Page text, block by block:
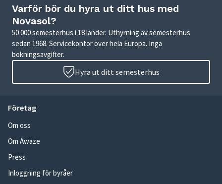
Varför bör du hyra ut ditt hus med
Novasol?
50 000 semesterhus i 18 länder. Uthyrning av semesterhus
sedan 1968. Servicekontor över hela Europa. Inga
bokningsavgifter.
Hyra ut ditt semesterhus
Företag
Om oss
Om Awaze
Press
Inloggning för byråer